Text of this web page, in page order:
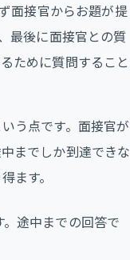
面接官からお題が提
最後に面接官との質
ために質問すること
う点です。面接官が
までしか到達できな
ます。
途中までの回答で